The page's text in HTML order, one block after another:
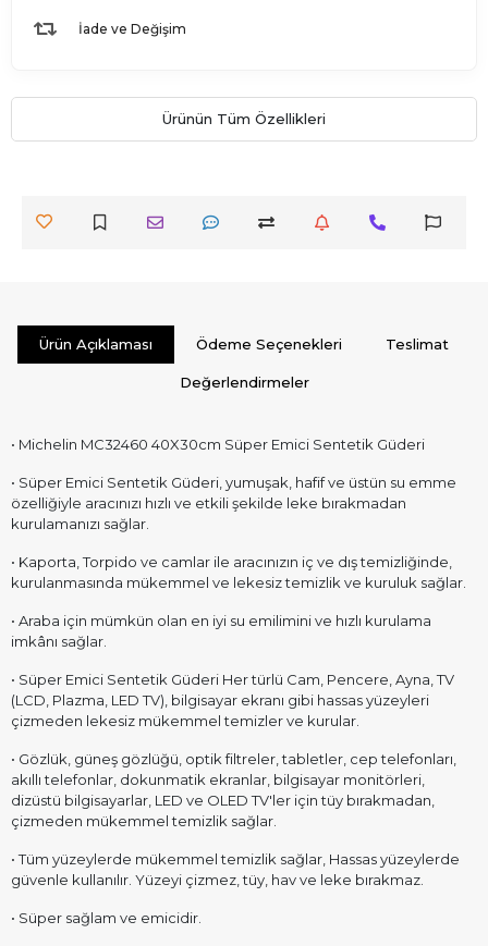
İade ve Değişim
Ürünün Tüm Özellikleri
Ürün Açıklaması Ödeme Seçenekleri Teslimat
Değerlendirmeler
• Michelin MC32460 40X30cm Süper Emici Sentetik Güderi
• Süper Emici Sentetik Güderi, yumuşak, hafif ve üstün su emme
özelliğiyle aracınızı hızlı ve etkili şekilde leke bırakmadan
kurulamanızı sağlar.
• Kaporta, Torpido ve camlar ile aracınızın iç ve dış temizliğinde,
kurulanmasında mükemmel ve lekesiz temizlik ve kuruluk sağlar.
• Araba için mümkün olan en iyi su emilimini ve hızlı kurulama
imkânı sağlar.
• Süper Emici Sentetik Güderi Her türlü Cam, Pencere, Ayna, TV
(LCD, Plazma, LED TV), bilgisayar ekranı gibi hassas yüzeyleri
çizmeden lekesiz mükemmel temizler ve kurular.
• Gözlük, güneş gözlüğü, optik filtreler, tabletler, cep telefonları,
akıllı telefonlar, dokunmatik ekranlar, bilgisayar monitörleri,
dizüstü bilgisayarlar, LED ve OLED TV'ler için tüy bırakmadan,
çizmeden mükemmel temizlik sağlar.
• Tüm yüzeylerde mükemmel temizlik sağlar, Hassas yüzeylerde
güvenle kullanılır. Yüzeyi çizmez, tüy, hav ve leke bırakmaz.
• Süper sağlam ve emicidir.